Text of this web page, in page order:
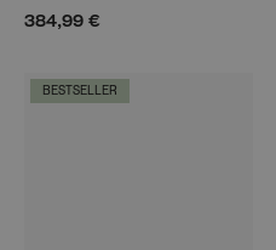
384,99 €
BESTSELLER